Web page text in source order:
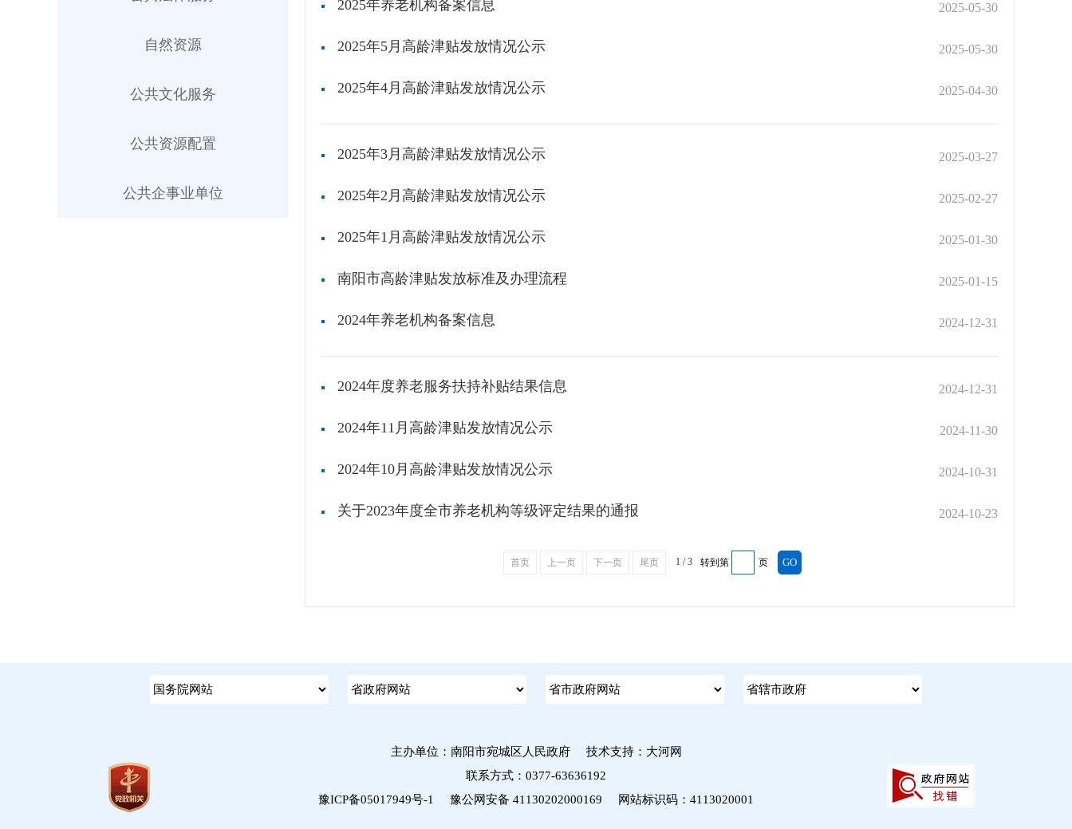
自然资源
公共文化服务
公共资源配置
公共企事业单位
2025-05-30
2025年养老机构备案信息
2025-05-30
2025年5月高龄津贴发放情况公示
2025-04-30
2025年4月高龄津贴发放情况公示
2025-03-27
2025年3月高龄津贴发放情况公示
2025-02-27
2025年2月高龄津贴发放情况公示
2025-01-30
2025年1月高龄津贴发放情况公示
2025-01-15
南阳市高龄津贴发放标准及办理流程
2024-12-31
2024年养老机构备案信息
2024-12-31
2024年度养老服务扶持补贴结果信息
2024-11-30
2024年11月高龄津贴发放情况公示
2024-10-31
2024年10月高龄津贴发放情况公示
2024-10-23
关于2023年度全市养老机构等级评定结果的通报
首页 上一页 下一页 尾页 1 / 3 转到第 页
主办单位：南阳市宛城区人民政府 技术支持：大河网
联系方式：0377-63636192
豫ICP备05017949号-1
豫公网安备 41130202000169 网站标识码：4113020001